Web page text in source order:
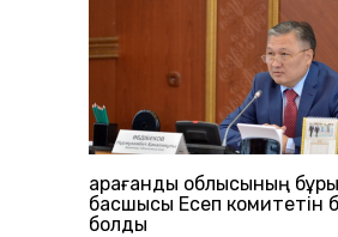
Қарағанды облысының
басшысы Есеп комитетін
болды